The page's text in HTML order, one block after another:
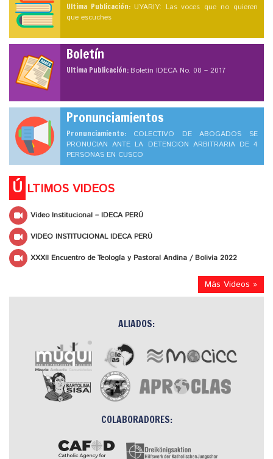
Ultima Publicación: UYARIY: Las voces que no quieren
que escuches
Boletín
Ultima Publicación:Boletín IDECA No. 08 – 2017
Pronunciamientos
Pronunciamiento: COLECTIVO DE ABOGADOS SE
PRONUCIAN ANTE LA DETENCION ARBITRARIA DE 4
PERSONAS EN CUSCO
Ú LTIMOS VIDEOS
Video Institucional – IDECA PERÚ
VIDEO INSTITUCIONAL IDECA PERÚ
XXXII Encuentro de Teología y Pastoral Andina / Bolivia 2022
Más Videos »
ALIADOS:
COLABORADORES: